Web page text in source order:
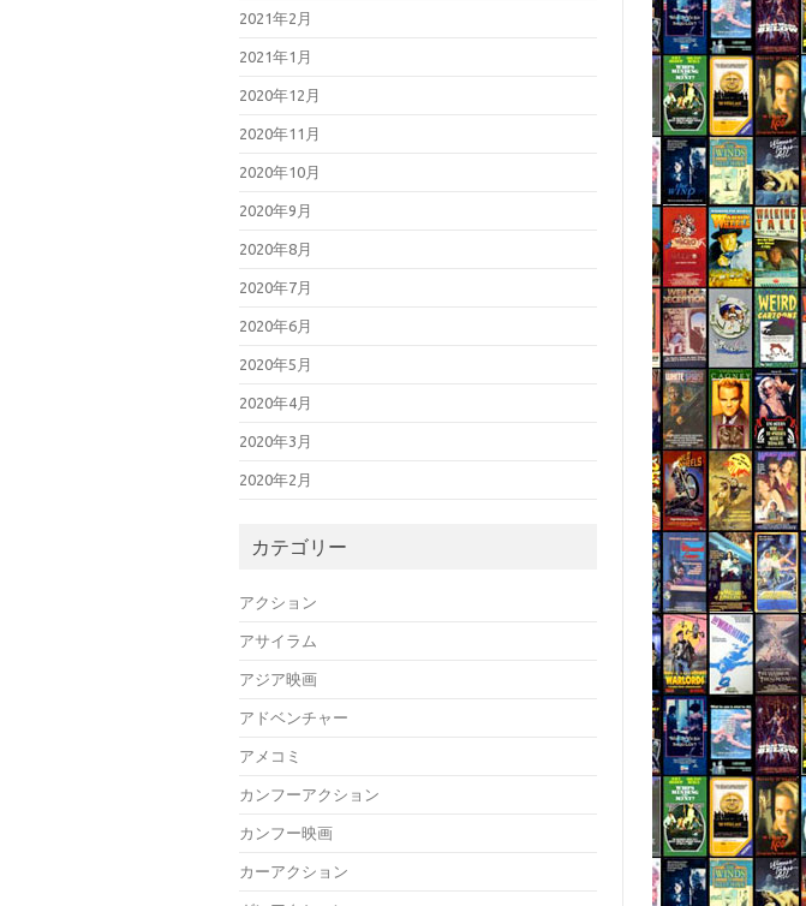
2021年2月
2021年1月
2020年12月
2020年11月
2020年10月
2020年9月
2020年8月
2020年7月
2020年6月
2020年5月
2020年4月
2020年3月
2020年2月
カテゴリー
アクション
アサイラム
アジア映画
アドベンチャー
アメコミ
カンフーアクション
カンフー映画
カーアクション